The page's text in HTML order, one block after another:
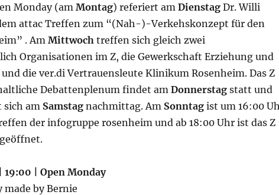
Monday (am Montag) referiert am DienstagDr. Willi
attac Treffen zum “(Nah-)-Verkehskonzept für den
. Am Mittwoch treffen sich gleich zwei
Organisationen im Z, die Gewerkschaft Erziehung und
die ver.di Vertrauensleute Klinikum Rosenheim. Das Z
Debattenplenum findet am Donnerstagstatt und
sich am Samstagnachmittag. Am Sonntagist um 16:00
der infogruppe rosenheim und ab 18:00 Uhr ist das Z
19:00 | Open Monday
made by Bernie